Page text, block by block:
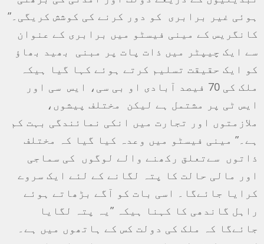
ہوئی غیر برابری کو دور کرنے کی کوشش کریگی۔”
کانگریس کے مینی فیسٹو میں برابری کے عنوان
سے ایک چیپٹر میں ذات پات پر مبنی بھید بھاؤ
کو ایک حقیقت تسلیم کرتے ہوئے کہا گیا ہیکہ
ملک کی 70 فیصد آبادی او بی سی، ایس سی اور
ایس ٹی پر مشتمل ہے لیکن مختلف پیشوں،
ملازمتوں اور تجارت میں انکی نمائندگی بہت کم
ہے۔” مینی فیسٹو میں وعدہ کیا گیا کہ مختلف
ذاتوں سےتعلق رکھنے والے لوگوں کی سماجی
اور مالی حالت کا پتہ لگانے کے لئے ایک سروے
کرایا جائےگا۔ اسی بات کو آگے بڑھاتے ہوئے
راہل گاندھی کا کہنا ہیکہ ”یہ پتہ لگایا
جائےگا کہ ملک کی دولت کس کے ہاتھوں میں ہے۔